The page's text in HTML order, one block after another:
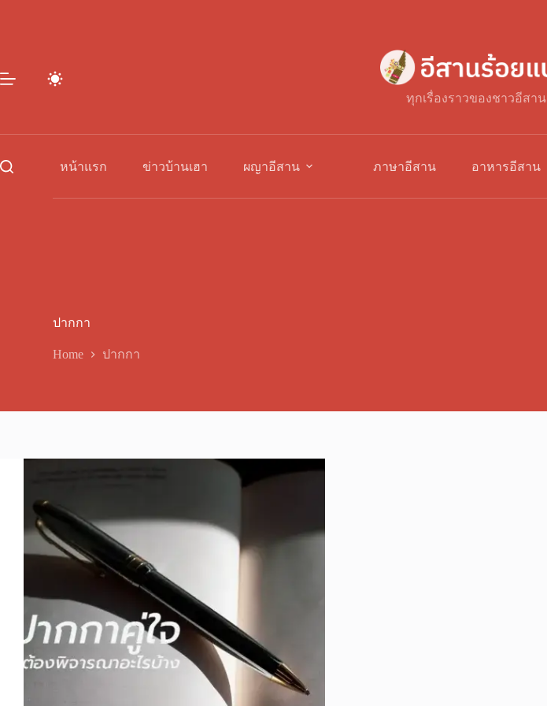
ทุกเรื่องราวของชาวอีสาน
หน้าแรก ข่าวบ้านเฮา ผญาอีสาน ภาษาอีสาน อาหารอีสาน
ปากกา
Home ปากกา